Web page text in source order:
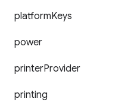
platformKeys
power
printerProvider
printing